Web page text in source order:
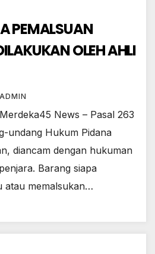
PEMALSUAN
OLEH AHLI
ADMIN
News – Pasal 263
undang Hukum Pidana
diancam dengan hukuman
Barang siapa
atau memalsukan…